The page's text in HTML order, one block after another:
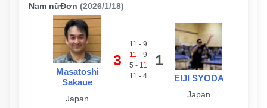
Nam nữĐơn (2026/1/18)
Masatoshi
Sakaue
Japan
3
11 - 9
11 - 9
5 - 11
11 - 4
1
EIJI SYODA
Japan